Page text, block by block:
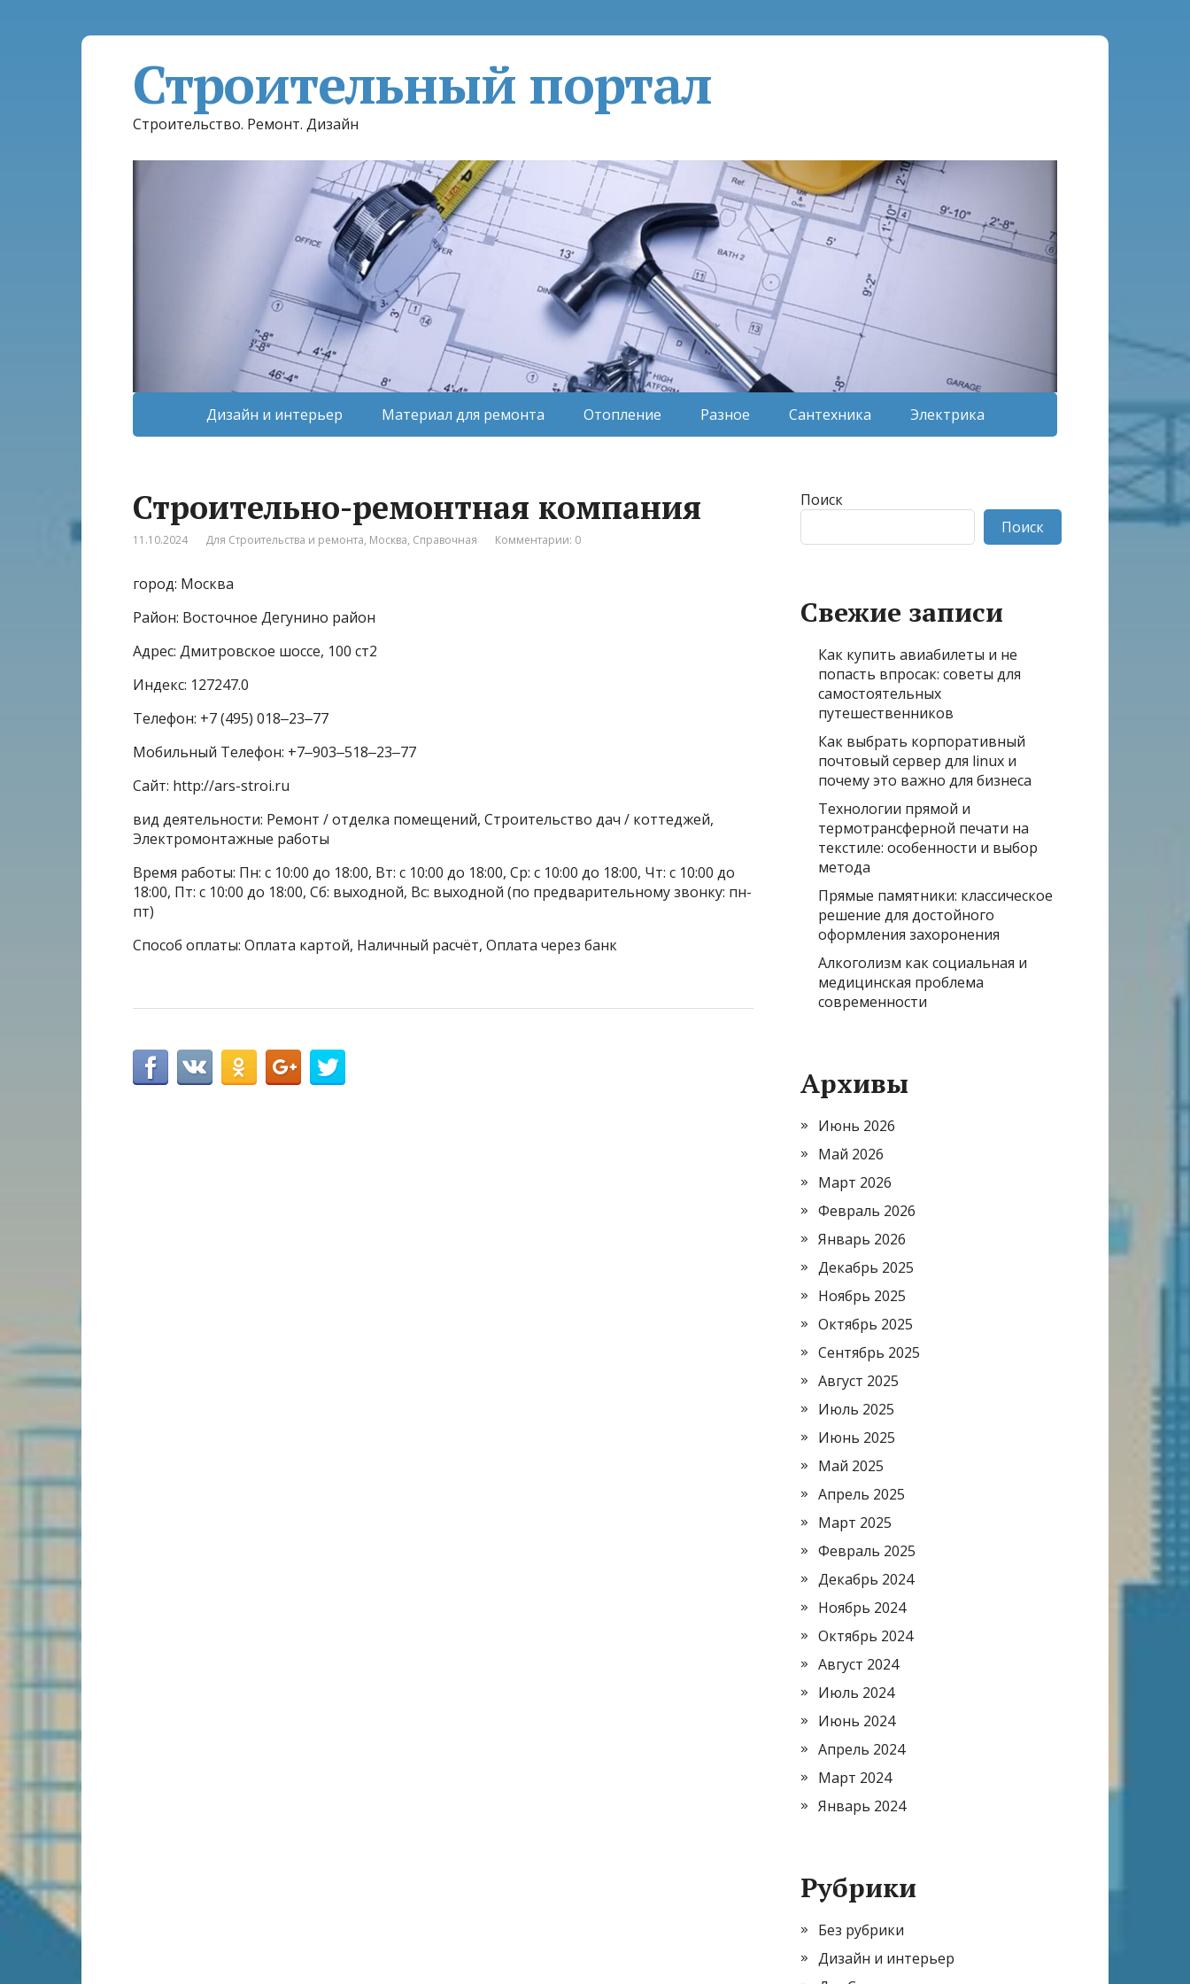
Строительный портал
Строительство. Ремонт. Дизайн
Дизайн и интерьер Материал для ремонта Отопление Разное Сантехника Электрика
Строительно-ремонтная компания
11.10.2024 Для Строительства и ремонта, Москва, Справочная Комментарии: 0
город: Москва
Район: Восточное Дегунино район
Адрес: Дмитровское шоссе, 100 ст2
Индекс: 127247.0
Телефон: +7 (495) 018‒23‒77
Мобильный Телефон: +7‒903‒518‒23‒77
Сайт: http://ars-stroi.ru
вид деятельности: Ремонт / отделка помещений, Строительство дач / коттеджей,
Электромонтажные работы
Время работы: Пн: с 10:00 до 18:00, Вт: с 10:00 до 18:00, Ср: с 10:00 до 18:00, Чт: с 10:00 до
18:00, Пт: с 10:00 до 18:00, Сб: выходной, Вс: выходной (по предварительному звонку: пн-
пт)
Способ оплаты: Оплата картой, Наличный расчёт, Оплата через банк
Поиск
Поиск
Свежие записи
Как купить авиабилеты и не
попасть впросак: советы для
самостоятельных
путешественников
Как выбрать корпоративный
почтовый сервер для linux и
почему это важно для бизнеса
Технологии прямой и
термотрансферной печати на
текстиле: особенности и выбор
метода
Прямые памятники: классическое
решение для достойного
оформления захоронения
Алкоголизм как социальная и
медицинская проблема
современности
Архивы
Июнь 2026
Май 2026
Март 2026
Февраль 2026
Январь 2026
Декабрь 2025
Ноябрь 2025
Октябрь 2025
Сентябрь 2025
Август 2025
Июль 2025
Июнь 2025
Май 2025
Апрель 2025
Март 2025
Февраль 2025
Декабрь 2024
Ноябрь 2024
Октябрь 2024
Август 2024
Июль 2024
Июнь 2024
Апрель 2024
Март 2024
Январь 2024
Рубрики
Без рубрики
Дизайн и интерьер